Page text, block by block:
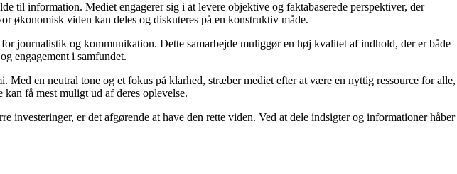
information. Mediet engagerer sig i at levere objektive og faktabaserede perspektiver, der
økonomisk viden kan deles og diskuteres på en konstruktiv måde.
journalistik og kommunikation. Dette samarbejde muliggør en høj kvalitet af indhold, der er både
engagement i samfundet.
en neutral tone og et fokus på klarhed, stræber mediet efter at være en nyttig ressource for alle,
få mest muligt ud af deres oplevelse.
er det afgørende at have den rette viden. Ved at dele indsigter og informationer håber